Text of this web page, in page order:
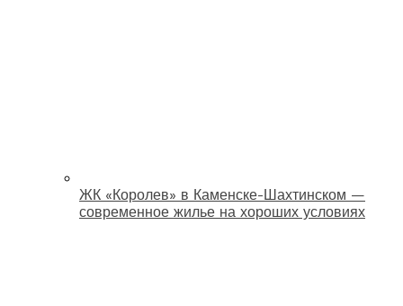
ЖК «Королев» в Каменске-Шахтинском —
современное жилье на хороших условиях